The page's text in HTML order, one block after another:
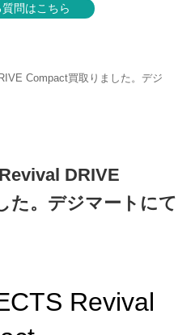
問はこちら
Compact買取りました。デジ
DRIVE
た。デジマートにて
Revival